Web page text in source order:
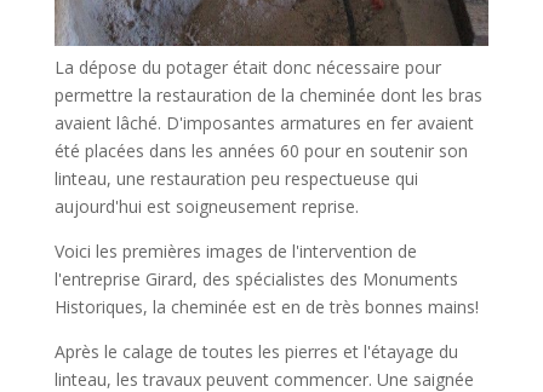
La dépose du potager était donc nécessaire pour
permettre la restauration de la cheminée dont les bras
avaient lâché. D'imposantes armatures en fer avaient
été placées dans les années 60 pour en soutenir son
linteau, une restauration peu respectueuse qui
aujourd'hui est soigneusement reprise.
Voici les premières images de l'intervention de
l'entreprise Girard, des spécialistes des Monuments
Historiques, la cheminée est en de très bonnes mains!
Après le calage de toutes les pierres et l'étayage du
linteau, les travaux peuvent commencer. Une saignée